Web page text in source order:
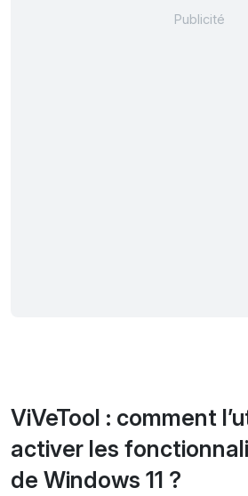
ViVeTool : comment
activer les
de Windows 11 ?